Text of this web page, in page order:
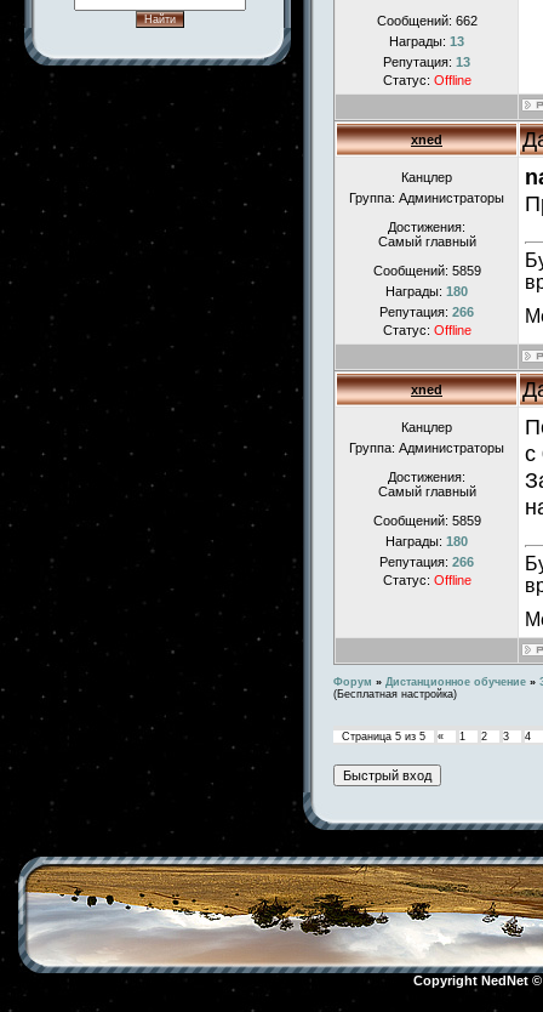
Сообщений: 662
Награды: 13
Репутация: 13
Статус: Offline
xned
Канцлер
Группа: Администраторы
Достижения:
Самый главный
Сообщений: 5859
Награды: 180
Репутация: 266
Статус: Offline
xned
Канцлер
Группа: Администраторы
Достижения:
Самый главный
Сообщений: 5859
Награды: 180
Репутация: 266
Статус: Offline
с
Форум » Дистанционное обучение »
(Бесплатная настройка)
Страница 5 из 5 « 1 2 3 4
Copyright NedNet